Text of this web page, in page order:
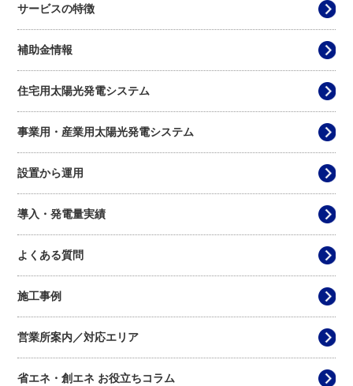
サービスの特徴
補助金情報
住宅用太陽光発電システム
事業用・産業用太陽光発電システム
設置から運用
導入・発電量実績
よくある質問
施工事例
営業所案内／対応エリア
省エネ・創エネ お役立ちコラム